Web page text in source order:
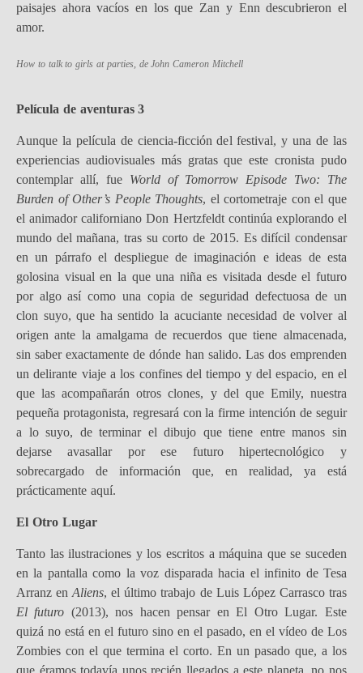
paisajes ahora vacíos en los que Zan y Enn descubrieron el
amor.
How to talk to girls at parties, de John Cameron Mitchell
Película de aventuras 3
Aunque la película de ciencia-ficción del festival, y una de las
experiencias audiovisuales más gratas que este cronista pudo
contemplar allí, fue World of Tomorrow Episode Two: The
Burden of Other’s People Thoughts, el cortometraje con el que
el animador californiano Don Hertzfeldt continúa explorando el
mundo del mañana, tras su corto de 2015. Es difícil condensar
en un párrafo el despliegue de imaginación e ideas de esta
golosina visual en la que una niña es visitada desde el futuro
por algo así como una copia de seguridad defectuosa de un
clon suyo, que ha sentido la acuciante necesidad de volver al
origen ante la amalgama de recuerdos que tiene almacenada,
sin saber exactamente de dónde han salido. Las dos emprenden
un delirante viaje a los confines del tiempo y del espacio, en el
que las acompañarán otros clones, y del que Emily, nuestra
pequeña protagonista, regresará con la firme intención de seguir
a lo suyo, de terminar el dibujo que tiene entre manos sin
dejarse avasallar por ese futuro hipertecnológico y
sobrecargado de información que, en realidad, ya está
prácticamente aquí.
El Otro Lugar
Tanto las ilustraciones y los escritos a máquina que se suceden
en la pantalla como la voz disparada hacia el infinito de Tesa
Arranz enAliens, el último trabajo de Luis López Carrasco tras
El futuro (2013), nos hacen pensar en El Otro Lugar. Este
quizá no está en el futuro sino en el pasado, en el vídeo de Los
Zombies con el que termina el corto. En un pasado que, a los